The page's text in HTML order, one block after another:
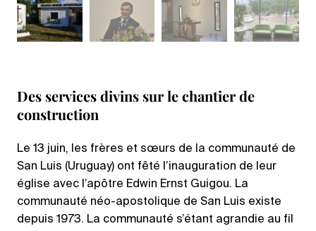
Des services divins sur le chantier de
construction
Le 13 juin, les frères et sœurs de la communauté de
San Luis (Uruguay) ont fêté l’inauguration de leur
église avec l’apôtre Edwin Ernst Guigou. La
communauté néo-apostolique de San Luis existe
depuis 1973. La communauté s’étant agrandie au fil